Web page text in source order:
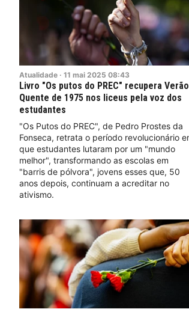
Atualidade · 11 mai 2025 08:43
Livro "Os putos do PREC" recupera Verão
Quente de 1975 nos liceus pela voz dos
estudantes
"Os Putos do PREC", de Pedro Prostes da
Fonseca, retrata o período revolucionário
que estudantes lutaram por um "mundo
melhor", transformando as escolas em
"barris de pólvora", jovens esses que, 50
anos depois, continuam a acreditar no
ativismo.